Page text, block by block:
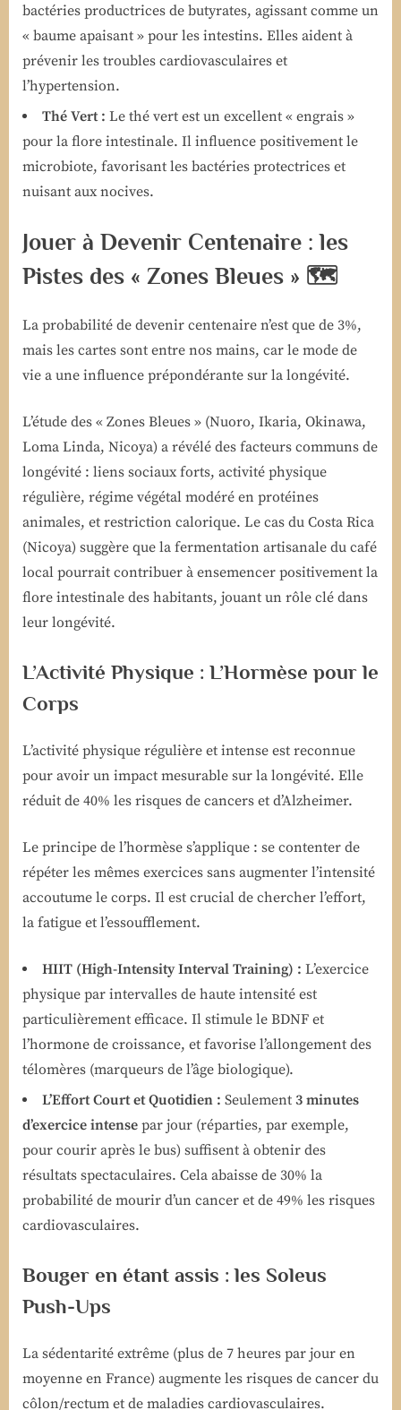
bactéries productrices de butyrates, agissant comme un
« baume apaisant » pour les intestins. Elles aident à
prévenir les troubles cardiovasculaires et
l’hypertension.
Thé Vert : Le thé vert est un excellent « engrais »
pour la flore intestinale. Il influence positivement le
microbiote, favorisant les bactéries protectrices et
nuisant aux nocives.
Jouer à Devenir Centenaire : les
Pistes des « Zones Bleues » 🗺️
La probabilité de devenir centenaire n’est que de 3%,
mais les cartes sont entre nos mains, car le mode de
vie a une influence prépondérante sur la longévité.
L’étude des « Zones Bleues » (Nuoro, Ikaria, Okinawa,
Loma Linda, Nicoya) a révélé des facteurs communs de
longévité : liens sociaux forts, activité physique
régulière, régime végétal modéré en protéines
animales, et restriction calorique. Le cas du Costa Rica
(Nicoya) suggère que la fermentation artisanale du café
local pourrait contribuer à ensemencer positivement la
flore intestinale des habitants, jouant un rôle clé dans
leur longévité.
L’Activité Physique : L’Hormèse pour le
Corps
L’activité physique régulière et intense est reconnue
pour avoir un impact mesurable sur la longévité. Elle
réduit de 40% les risques de cancers et d’Alzheimer.
Le principe de l’hormèse s’applique : se contenter de
répéter les mêmes exercices sans augmenter l’intensité
accoutume le corps. Il est crucial de chercher l’effort,
la fatigue et l’essoufflement.
HIIT (High-Intensity Interval Training) : L’exercice
physique par intervalles de haute intensité est
particulièrement efficace. Il stimule le BDNF et
l’hormone de croissance, et favorise l’allongement des
télomères (marqueurs de l’âge biologique).
L’Effort Court et Quotidien : Seulement 3 minutes
d’exercice intense par jour (réparties, par exemple,
pour courir après le bus) suffisent à obtenir des
résultats spectaculaires. Cela abaisse de 30% la
probabilité de mourir d’un cancer et de 49% les risques
cardiovasculaires.
Bouger en étant assis : les Soleus
Push-Ups
La sédentarité extrême (plus de 7 heures par jour en
moyenne en France) augmente les risques de cancer du
côlon/rectum et de maladies cardiovasculaires.